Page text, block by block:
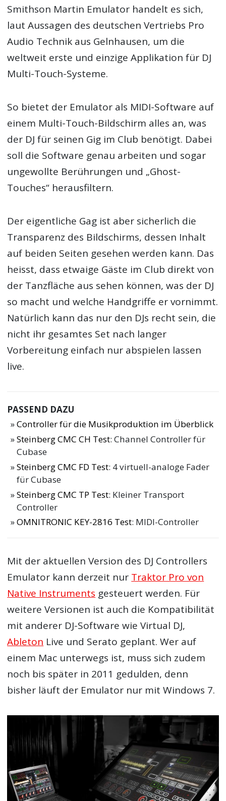
Smithson Martin Emulator handelt es sich,
laut Aussagen des deutschen Vertriebs Pro
Audio Technik aus Gelnhausen, um die
weltweit erste und einzige Applikation für DJ
Multi-Touch-Systeme.
So bietet der Emulator als MIDI-Software auf
einem Multi-Touch-Bildschirm alles an, was
der DJ für seinen Gig im Club benötigt. Dabei
soll die Software genau arbeiten und sogar
ungewollte Berührungen und „Ghost-
Touches“ herausfiltern.
Der eigentliche Gag ist aber sicherlich die
Transparenz des Bildschirms, dessen Inhalt
auf beiden Seiten gesehen werden kann. Das
heisst, dass etwaige Gäste im Club direkt von
der Tanzfläche aus sehen können, was der DJ
so macht und welche Handgriffe er vornimmt.
Natürlich kann das nur den DJs recht sein, die
nicht ihr gesamtes Set nach langer
Vorbereitung einfach nur abspielen lassen
live.
PASSEND DAZU
Controller für die Musikproduktion im Überblick
Steinberg CMC CH Test: Channel Controller für
Cubase
Steinberg CMC FD Test: 4 virtuell-analoge Fader
für Cubase
Steinberg CMC TP Test: Kleiner Transport
Controller
OMNITRONIC KEY-2816 Test: MIDI-Controller
Mit der aktuellen Version des DJ Controllers
Emulator kann derzeit nur Traktor Pro von
Native Instruments gesteuert werden. Für
weitere Versionen ist auch die Kompatibilität
mit anderer DJ-Software wie Virtual DJ,
Ableton Live und Serato geplant. Wer auf
einem Mac unterwegs ist, muss sich zudem
noch bis später in 2011 gedulden, denn
bisher läuft der Emulator nur mit Windows 7.